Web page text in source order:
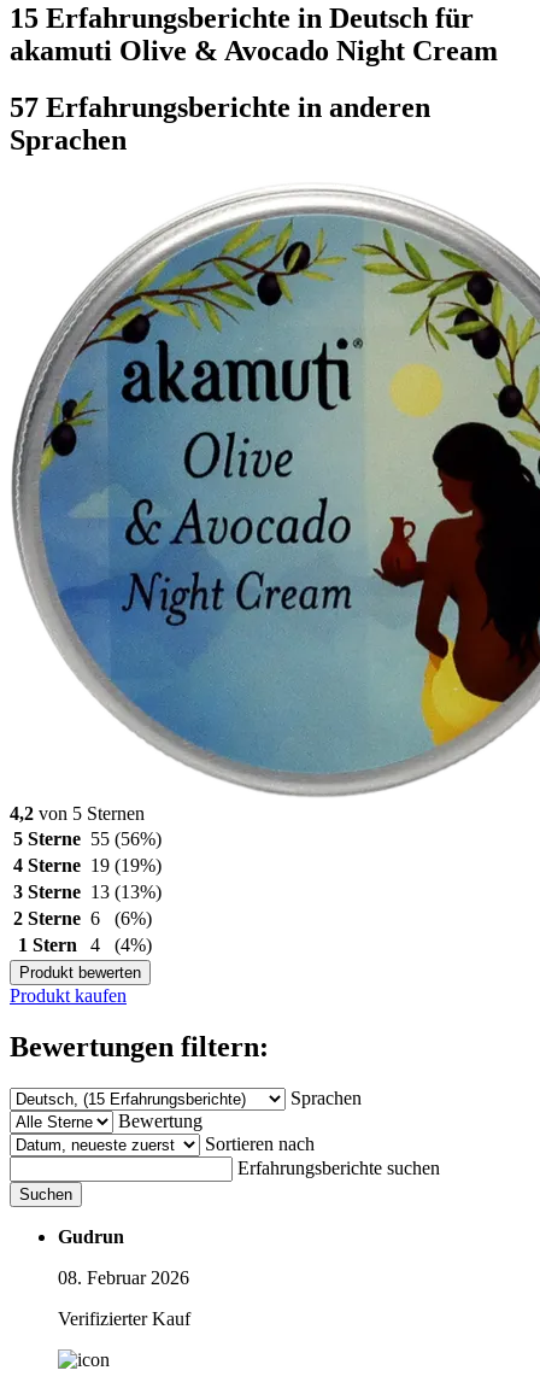
15 Erfahrungsberichte in Deutsch für
akamuti Olive & Avocado Night Cream
57 Erfahrungsberichte in anderen
Sprachen
4,2 von 5 Sternen
5 Sterne 55 (56%)
4 Sterne 19 (19%)
3 Sterne 13 (13%)
2 Sterne 6
(6%)
1 Stern
4 (4%)
Produkt bewerten
Produkt kaufen
Bewertungen filtern:
Sprachen
Bewertung
Sortieren nach
Erfahrungsberichte suchen
Suchen
Gudrun
08. Februar 2026
Verifizierter Kauf